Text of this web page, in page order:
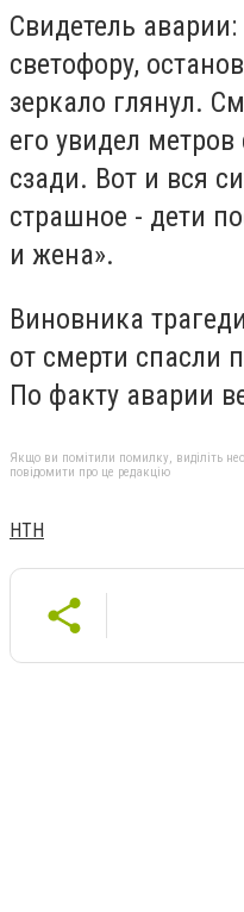
Свидетель
светофору,
зеркало глянул.
его увидел
сзади. Вот и вся
страшное - дети
и жена».
Виновника
от смерти спасли
По факту аварии
Якщо ви помітили помилку, виділіть
повідомити про це редакцію
НТН